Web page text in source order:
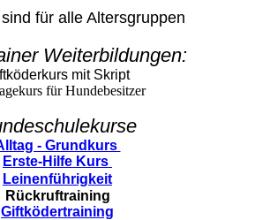
für alle Altersgruppen
Weiterbildungen:
mit Skript
für Hundebesitzer
- Grundkurs
Erste-Hilfe Kurs
Leinenführigkeit
Rückruftraining
Giftködertraining